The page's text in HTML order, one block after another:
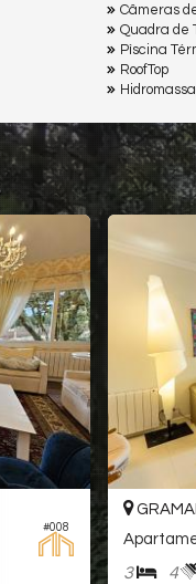
Câmeras
Quadra de
Pìscina
RoofTop
BAVÁRIA
no Edifício
119, 2m² 81,